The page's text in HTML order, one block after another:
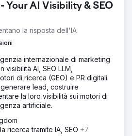
Your AI Visibility & SEO
la risposta dell'IA
internazionale di marketing
AI, SEO LLM,
di ricerca (GEO) e PR digitali.
lead, costruire
la loro visibilità sui motori di
artificiale.
ricerca tramite IA, SEO +7